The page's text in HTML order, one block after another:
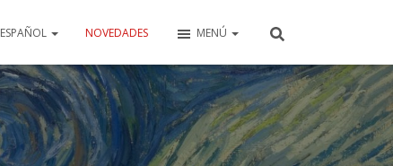
ESPAÑOL NOVEDADES MENÚ